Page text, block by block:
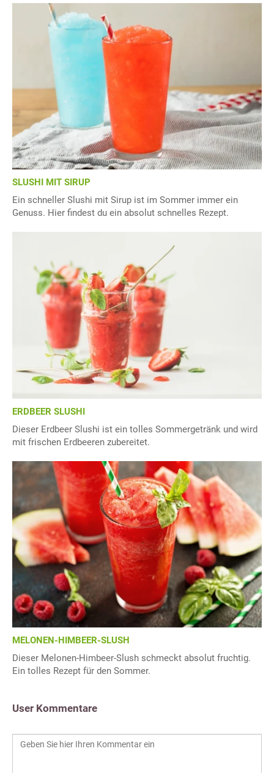
SLUSHI MIT SIRUP
Ein schneller Slushi mit Sirup ist im Sommer immer ein
Genuss. Hier findest du ein absolut schnelles Rezept.
ERDBEER SLUSHI
Dieser Erdbeer Slushi ist ein tolles Sommergetränk und wird
mit frischen Erdbeeren zubereitet.
MELONEN-HIMBEER-SLUSH
Dieser Melonen-Himbeer-Slush schmeckt absolut fruchtig.
Ein tolles Rezept für den Sommer.
User Kommentare